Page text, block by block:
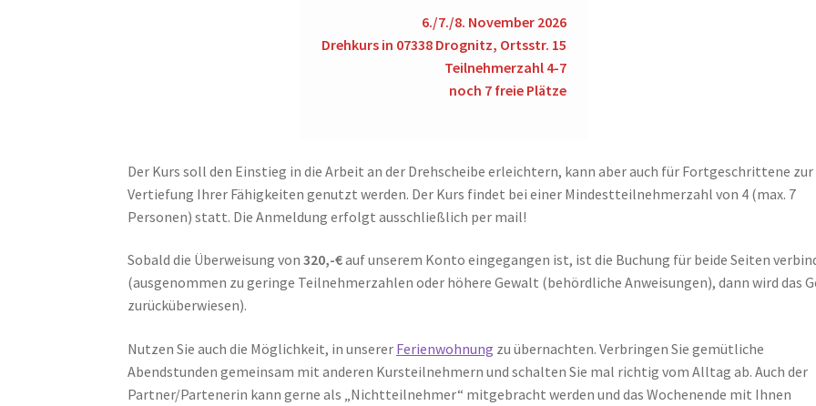
6./7./8. November 2026
Drehkurs in 07338 Drognitz, Ortsstr. 15
Teilnehmerzahl 4-7
noch 7 freie Plätze
Der Kurs soll den Einstieg in die Arbeit an der Drehscheibe erleichtern, kann aber auch für Fortgeschrittene zur
Vertiefung Ihrer Fähigkeiten genutzt werden. Der Kurs findet bei einer Mindestteilnehmerzahl von 4 (max. 7
Personen) statt. Die Anmeldung erfolgt ausschließlich per mail!
Sobald die Überweisung von320,-€auf unserem Konto eingegangen ist, ist die Buchung für beide Seiten
(ausgenommen zu geringe Teilnehmerzahlen oder höhere Gewalt (behördliche Anweisungen), dann wird das
zurücküberwiesen).
Nutzen Sie auch die Möglichkeit, in unserer Ferienwohnung zu übernachten. Verbringen Sie gemütliche
Abendstunden gemeinsam mit anderen Kursteilnehmern und schalten Sie mal richtig vom Alltag ab. Auch der
Partner/Partenerin kann gerne als „Nichtteilnehmer“ mitgebracht werden und das Wochenende mit Ihnen